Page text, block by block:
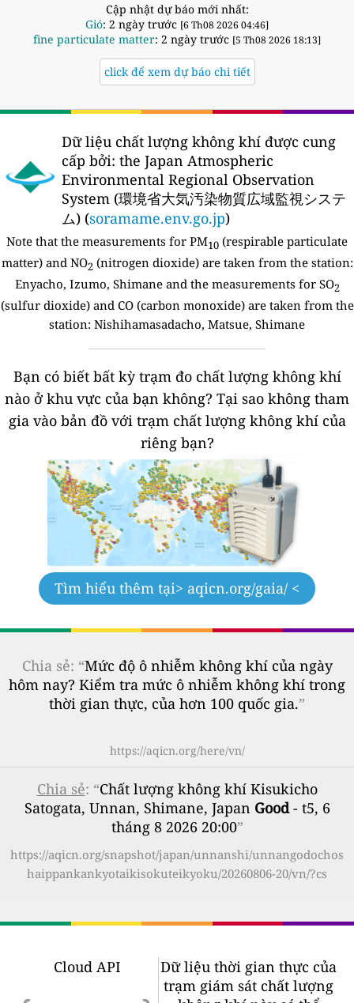
Cập nhật dự báo mới nhất:
Gió: 2 ngày trước [6 Th08 2026 04:46]
fine particulate matter: 2 ngày trước [5 Th08 2026 18:13]
click để xem dự báo chi tiết
Dữ liệu chất lượng không khí được cung
cấp bởi: the Japan Atmospheric
Environmental Regional Observation
System (環境省大気汚染物質広域監視システ
ム) (soramame.env.go.jp)
Note that the measurements for PM10 (respirable particulate
matter) and NO2 (nitrogen dioxide) are taken from the station:
Enyacho, Izumo, Shimane and the measurements for SO2
(sulfur dioxide) and CO (carbon monoxide) are taken from the
station: Nishihamasadacho, Matsue, Shimane
Bạn có biết bất kỳ trạm đo chất lượng không khí
nào ở khu vực của bạn không? Tại sao không tham
gia vào bản đồ với trạm chất lượng không khí của
riêng bạn?
Tìm hiểu thêm tại> aqicn.org/gaia/ <
Chia sẻ: “Mức độ ô nhiễm không khí của ngày
hôm nay? Kiểm tra mức ô nhiễm không khí trong
thời gian thực, của hơn 100 quốc gia.”
https://aqicn.org/here/vn/
Chia sẻ: “Chất lượng không khí Kisukicho
Satogata, Unnan, Shimane, Japan Good- t5, 6
tháng 8 2026 20:00”
https://aqicn.org/snapshot/japan/unnanshi/unnangodochos
haippankankyotaikisokuteikyoku/20260806-20/vn/?cs
Cloud API
Dữ liệu thời gian thực của
trạm giám sát chất lượng